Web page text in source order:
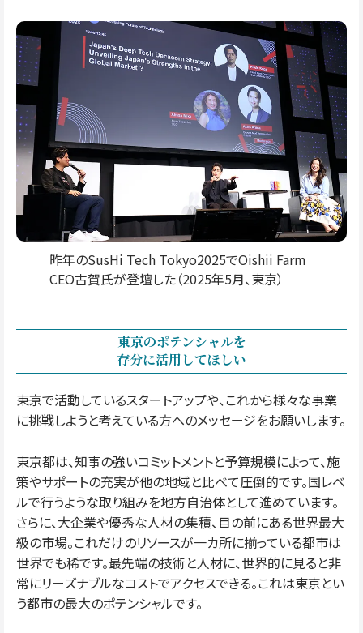
昨年のSusHi Tech Tokyo2025でOishii Farm
CEO古賀氏が登壇した（2025年5月、東京）
東京のポテンシャルを
存分に活用してほしい
――東京で活動しているスタートアップや、これから様々な事業
に挑戦しようと考えている方へのメッセージをお願いします。
東京都は、知事の強いコミットメントと予算規模によって、施
策やサポートの充実が他の地域と比べて圧倒的です。国レベ
ルで行うような取り組みを地方自治体として進めています。
さらに、大企業や優秀な人材の集積、目の前にある世界最大
級の市場。これだけのリソースが一カ所に揃っている都市は
世界でも稀です。最先端の技術と人材に、世界的に見ると非
常にリーズナブルなコストでアクセスできる。これは東京とい
う都市の最大のポテンシャルです。